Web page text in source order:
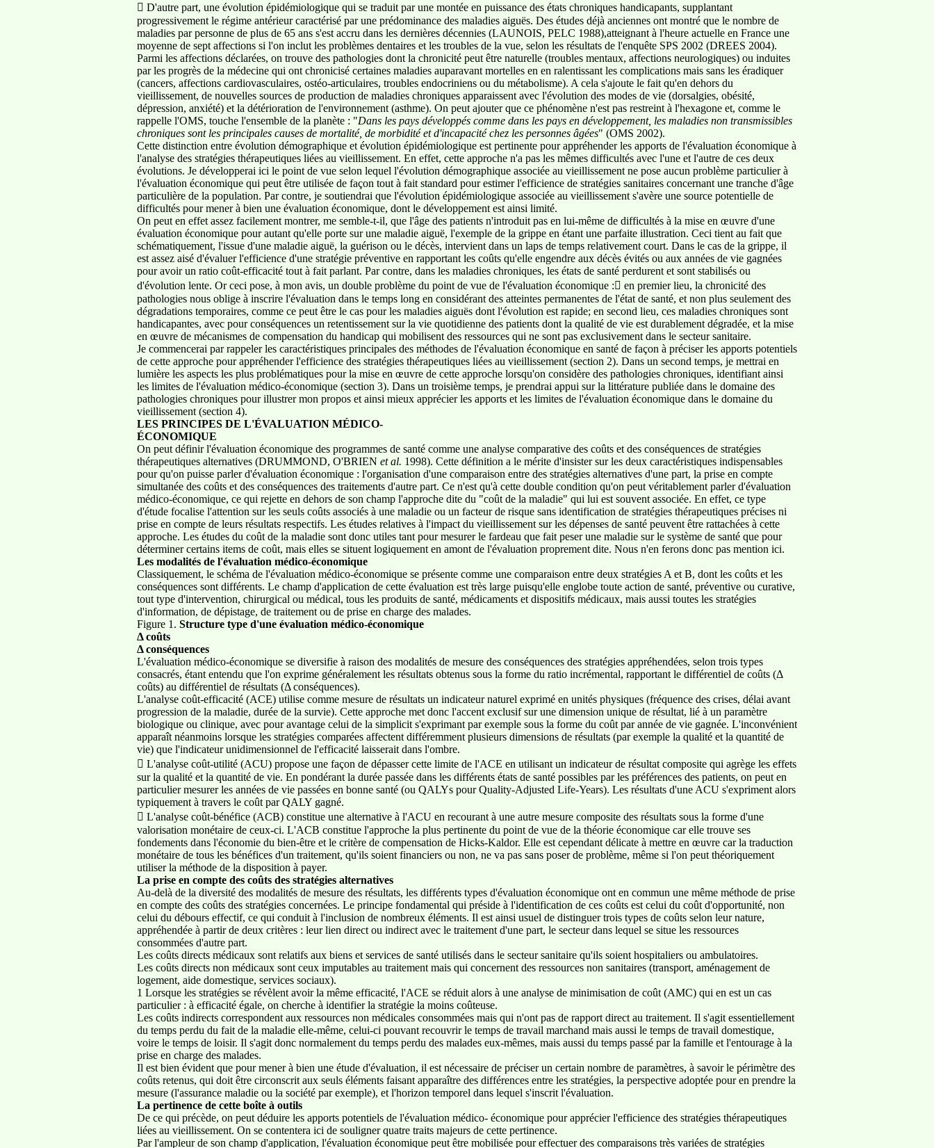
 D'autre part, une évolution épidémiologique qui se traduit par une montée en puissance des états chroniques handicapants, supplantant
progressivement le régime antérieur caractérisé par une prédominance des maladies aiguës. Des études déjà anciennes ont montré que le nombre de
maladies par personne de plus de 65 ans s'est accru dans les dernières décennies (LAUNOIS, PELC 1988),atteignant à l'heure actuelle en France une
moyenne de sept affections si l'on inclut les problèmes dentaires et les troubles de la vue, selon les résultats de l'enquête SPS 2002 (DREES 2004).
Parmi les affections déclarées, on trouve des pathologies dont la chronicité peut être naturelle (troubles mentaux, affections neurologiques) ou induites
par les progrès de la médecine qui ont chronicisé certaines maladies auparavant mortelles en en ralentissant les complications mais sans les éradiquer
(cancers, affections cardiovasculaires, ostéo-articulaires, troubles endocriniens ou du métabolisme). A cela s'ajoute le fait qu'en dehors du
vieillissement, de nouvelles sources de production de maladies chroniques apparaissent avec l'évolution des modes de vie (dorsalgies, obésité,
dépression, anxiété) et la détérioration de l'environnement (asthme). On peut ajouter que ce phénomène n'est pas restreint à l'hexagone et, comme le
rappelle l'OMS, touche l'ensemble de la planète : "Dans les pays développés comme dans les pays en développement, les maladies non transmissibles
chroniques sont les principales causes de mortalité, de morbidité et d'incapacité chez les personnes âgées" (OMS 2002).
Cette distinction entre évolution démographique et évolution épidémiologique est pertinente pour appréhender les apports de l'évaluation économique à
l'analyse des stratégies thérapeutiques liées au vieillissement. En effet, cette approche n'a pas les mêmes difficultés avec l'une et l'autre de ces deux
évolutions. Je développerai ici le point de vue selon lequel l'évolution démographique associée au vieillissement ne pose aucun problème particulier à
l'évaluation économique qui peut être utilisée de façon tout à fait standard pour estimer l'efficience de stratégies sanitaires concernant une tranche d'âge
particulière de la population. Par contre, je soutiendrai que l'évolution épidémiologique associée au vieillissement s'avère une source potentielle de
difficultés pour mener à bien une évaluation économique, dont le développement est ainsi limité.
On peut en effet assez facilement montrer, me semble-t-il, que l'âge des patients n'introduit pas en lui-même de difficultés à la mise en œuvre d'une
évaluation économique pour autant qu'elle porte sur une maladie aiguë, l'exemple de la grippe en étant une parfaite illustration. Ceci tient au fait que
schématiquement, l'issue d'une maladie aiguë, la guérison ou le décès, intervient dans un laps de temps relativement court. Dans le cas de la grippe, il
est assez aisé d'évaluer l'efficience d'une stratégie préventive en rapportant les coûts qu'elle engendre aux décès évités ou aux années de vie gagnées
pour avoir un ratio coût-efficacité tout à fait parlant. Par contre, dans les maladies chroniques, les états de santé perdurent et sont stabilisés ou
d'évolution lente. Or ceci pose, à mon avis, un double problème du point de vue de l'évaluation économique : en premier lieu, la chronicité des
pathologies nous oblige à inscrire l'évaluation dans le temps long en considérant des atteintes permanentes de l'état de santé, et non plus seulement des
dégradations temporaires, comme ce peut être le cas pour les maladies aiguës dont l'évolution est rapide; en second lieu, ces maladies chroniques sont
handicapantes, avec pour conséquences un retentissement sur la vie quotidienne des patients dont la qualité de vie est durablement dégradée, et la mise
en œuvre de mécanismes de compensation du handicap qui mobilisent des ressources qui ne sont pas exclusivement dans le secteur sanitaire.
Je commencerai par rappeler les caractéristiques principales des méthodes de l'évaluation économique en santé de façon à préciser les apports potentiels
de cette approche pour appréhender l'efficience des stratégies thérapeutiques liées au vieillissement (section 2). Dans un second temps, je mettrai en
lumière les aspects les plus problématiques pour la mise en œuvre de cette approche lorsqu'on considère des pathologies chroniques, identifiant ainsi
les limites de l'évaluation médico-économique (section 3). Dans un troisième temps, je prendrai appui sur la littérature publiée dans le domaine des
pathologies chroniques pour illustrer mon propos et ainsi mieux apprécier les apports et les limites de l'évaluation économique dans le domaine du
vieillissement (section 4).
LES PRINCIPES DE L'ÉVALUATION MÉDICO-
ÉCONOMIQUE
On peut définir l'évaluation économique des programmes de santé comme une analyse comparative des coûts et des conséquences de stratégies
thérapeutiques alternatives (DRUMMOND, O'BRIEN et al. 1998). Cette définition a le mérite d'insister sur les deux caractéristiques indispensables
pour qu'on puisse parler d'évaluation économique : l'organisation d'une comparaison entre des stratégies alternatives d'une part, la prise en compte
simultanée des coûts et des conséquences des traitements d'autre part. Ce n'est qu'à cette double condition qu'on peut véritablement parler d'évaluation
médico-économique, ce qui rejette en dehors de son champ l'approche dite du "coût de la maladie" qui lui est souvent associée. En effet, ce type
d'étude focalise l'attention sur les seuls coûts associés à une maladie ou un facteur de risque sans identification de stratégies thérapeutiques précises ni
prise en compte de leurs résultats respectifs. Les études relatives à l'impact du vieillissement sur les dépenses de santé peuvent être rattachées à cette
approche. Les études du coût de la maladie sont donc utiles tant pour mesurer le fardeau que fait peser une maladie sur le système de santé que pour
déterminer certains items de coût, mais elles se situent logiquement en amont de l'évaluation proprement dite. Nous n'en ferons donc pas mention ici.
Les modalités de l'évaluation médico-économique
Classiquement, le schéma de l'évaluation médico-économique se présente comme une comparaison entre deux stratégies A et B, dont les coûts et les
conséquences sont différents. Le champ d'application de cette évaluation est très large puisqu'elle englobe toute action de santé, préventive ou curative,
tout type d'intervention, chirurgical ou médical, tous les produits de santé, médicaments et dispositifs médicaux, mais aussi toutes les stratégies
d'information, de dépistage, de traitement ou de prise en charge des malades.
Figure 1. Structure type d'une évaluation médico-économique
Δ coûts
Δ conséquences
L'évaluation médico-économique se diversifie à raison des modalités de mesure des conséquences des stratégies appréhendées, selon trois types
consacrés, étant entendu que l'on exprime généralement les résultats obtenus sous la forme du ratio incrémental, rapportant le différentiel de coûts (Δ
coûts) au différentiel de résultats (Δ conséquences).
L'analyse coût-efficacité (ACE) utilise comme mesure de résultats un indicateur naturel exprimé en unités physiques (fréquence des crises, délai avant
progression de la maladie, durée de la survie). Cette approche met donc l'accent exclusif sur une dimension unique de résultat, lié à un paramètre
biologique ou clinique, avec pour avantage celui de la simplicit s'exprimant par exemple sous la forme du coût par année de vie gagnée. L'inconvénient
apparaît néanmoins lorsque les stratégies comparées affectent différemment plusieurs dimensions de résultats (par exemple la qualité et la quantité de
vie) que l'indicateur unidimensionnel de l'efficacité laisserait dans l'ombre.
 L'analyse coût-utilité (ACU) propose une façon de dépasser cette limite de l'ACE en utilisant un indicateur de résultat composite qui agrège les effets
sur la qualité et la quantité de vie. En pondérant la durée passée dans les différents états de santé possibles par les préférences des patients, on peut en
particulier mesurer les années de vie passées en bonne santé (ou QALYs pour Quality-Adjusted Life-Years). Les résultats d'une ACU s'expriment alors
typiquement à travers le coût par QALY gagné.
 L'analyse coût-bénéfice (ACB) constitue une alternative à l'ACU en recourant à une autre mesure composite des résultats sous la forme d'une
valorisation monétaire de ceux-ci. L'ACB constitue l'approche la plus pertinente du point de vue de la théorie économique car elle trouve ses
fondements dans l'économie du bien-être et le critère de compensation de Hicks-Kaldor. Elle est cependant délicate à mettre en œuvre car la traduction
monétaire de tous les bénéfices d'un traitement, qu'ils soient financiers ou non, ne va pas sans poser de problème, même si l'on peut théoriquement
utiliser la méthode de la disposition à payer.
La prise en compte des coûts des stratégies alternatives
Au-delà de la diversité des modalités de mesure des résultats, les différents types d'évaluation économique ont en commun une même méthode de prise
en compte des coûts des stratégies concernées. Le principe fondamental qui préside à l'identification de ces coûts est celui du coût d'opportunité, non
celui du débours effectif, ce qui conduit à l'inclusion de nombreux éléments. Il est ainsi usuel de distinguer trois types de coûts selon leur nature,
appréhendée à partir de deux critères : leur lien direct ou indirect avec le traitement d'une part, le secteur dans lequel se situe les ressources
consommées d'autre part.
Les coûts directs médicaux sont relatifs aux biens et services de santé utilisés dans le secteur sanitaire qu'ils soient hospitaliers ou ambulatoires.
Les coûts directs non médicaux sont ceux imputables au traitement mais qui concernent des ressources non sanitaires (transport, aménagement de
logement, aide domestique, services sociaux).
1 Lorsque les stratégies se révèlent avoir la même efficacité, l'ACE se réduit alors à une analyse de minimisation de coût (AMC) qui en est un cas
particulier : à efficacité égale, on cherche à identifier la stratégie la moins coûteuse.
Les coûts indirects correspondent aux ressources non médicales consommées mais qui n'ont pas de rapport direct au traitement. Il s'agit essentiellement
du temps perdu du fait de la maladie elle-même, celui-ci pouvant recouvrir le temps de travail marchand mais aussi le temps de travail domestique,
voire le temps de loisir. Il s'agit donc normalement du temps perdu des malades eux-mêmes, mais aussi du temps passé par la famille et l'entourage à la
prise en charge des malades.
Il est bien évident que pour mener à bien une étude d'évaluation, il est nécessaire de préciser un certain nombre de paramètres, à savoir le périmètre des
coûts retenus, qui doit être circonscrit aux seuls éléments faisant apparaître des différences entre les stratégies, la perspective adoptée pour en prendre la
mesure (l'assurance maladie ou la société par exemple), et l'horizon temporel dans lequel s'inscrit l'évaluation.
La pertinence de cette boîte à outils
De ce qui précède, on peut déduire les apports potentiels de l'évaluation médico- économique pour apprécier l'efficience des stratégies thérapeutiques
liées au vieillissement. On se contentera ici de souligner quatre traits majeurs de cette pertinence.
Par l'ampleur de son champ d'application, l'évaluation économique peut être mobilisée pour effectuer des comparaisons très variées de stratégies